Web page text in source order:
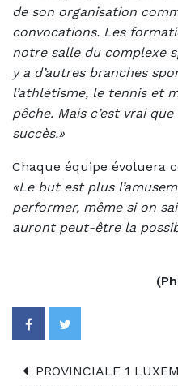
de son organisation
convocations. Les
notre salle du complexe
y a d’autres branches
l’athlétisme, le tennis et
pêche. Mais c’est vrai
succès.»
Chaque équipe évoluera
«Le but est plus
performer, même si on
auront peut-être la
PROVINCIALE 1